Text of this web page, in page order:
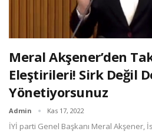
Meral Akşener’den
Eleştirileri! Sirk Değil
Yönetiyorsunuz
Admin Kas 17, 2022
İYİ parti Genel Başkanı Meral Akşener,